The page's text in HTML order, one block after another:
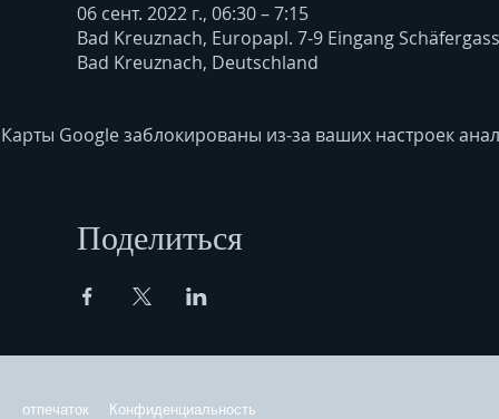
06 сент. 2022 г., 06:30 – 7:15
Bad Kreuznach, Europapl. 7-9 Eingang
Bad Kreuznach, Deutschland
Карты Google заблокированы из-за ваших настроек
Поделиться
отпечаток Конфиденциальность